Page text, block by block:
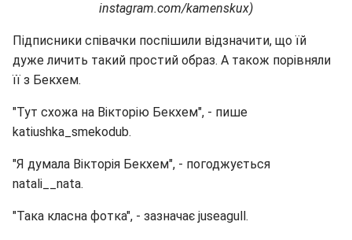
instagram.com/kamenskux)
Підписники співачки поспішили відзначити, що їй
дуже личить такий простий образ. А також порівняли
її з Бекхем.
"Тут схожа на Вікторію Бекхем", - пише
katiushka_smekodub.
"Я думала Вікторія Бекхем", - погоджується
natali__nata.
"Така класна фотка", - зазначає juseagull.